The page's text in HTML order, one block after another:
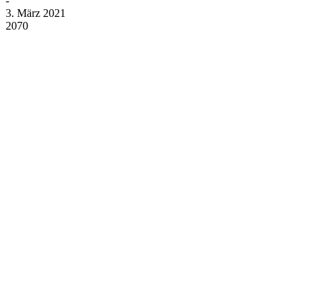
3. März 2021
2070